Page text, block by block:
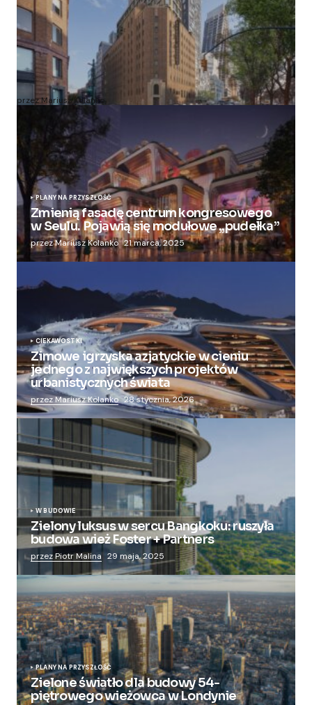
Zmieniają więzienie dla kobiet w nowoczesny
apartamentowiec
przez Mariusz Kolanko 20 lipca, 2024
PLANY NA PRZYSZŁOŚĆ
Zmienią fasadę centrum kongresowego
w Seulu. Pojawią się modułowe „pudełka”
przez Mariusz Kolanko 21 marca, 2025
CIEKAWOSTKI
Zimowe igrzyska azjatyckie w cieniu
jednego z największych projektów
urbanistycznych świata
przez Mariusz Kolanko 28 stycznia, 2026
W BUDOWIE
Zielony luksus w sercu Bangkoku: ruszyła
budowa wież Foster + Partners
przez Piotr Malina 29 maja, 2025
PLANY NA PRZYSZŁOŚĆ
Zielone światło dla budowy 54-
piętrowego wieżowca w Londynie